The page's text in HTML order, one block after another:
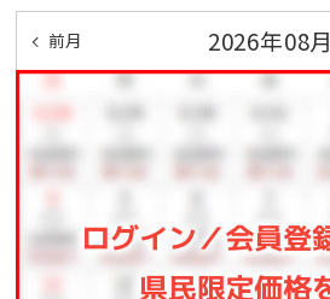
前月 2026年08月